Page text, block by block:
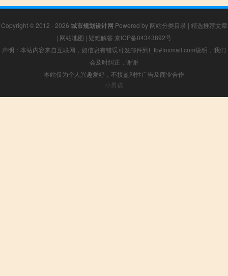
Copyright © 2012 - 2026 城市规划设计网 Powered by 网站分类目录 | 精选推荐文章
| 网站地图 | 疑难解答 京ICP备04343892号
声明：本站内容来自互联网，如信息有错误可发邮件到f_fb#foxmail.com说明，我们
会及时纠正，谢谢
本站仅为个人兴趣爱好，不接盈利性广告及商业合作
小男孩